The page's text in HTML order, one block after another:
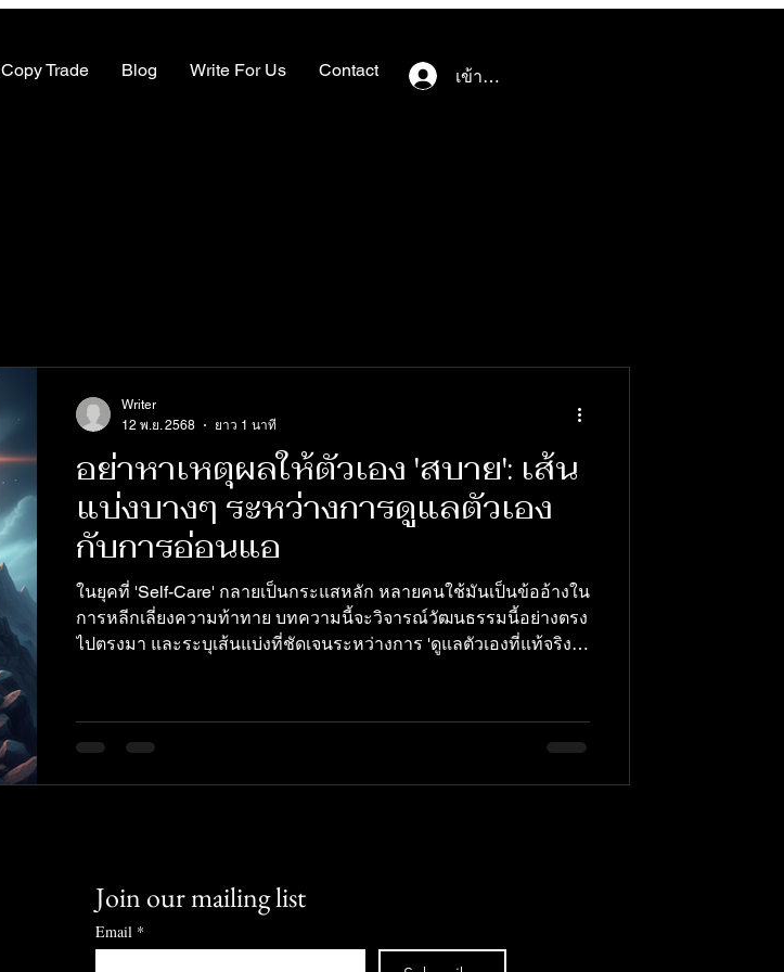
Copy Trade Blog Write For Us Contact เข้าสู่ระบบ
อย่าหาเหตุผลให้ตัวเอง 'สบาย': เส้น
แบ่งบางๆ ระหว่างการดูแลตัวเอง
กับการอ่อนแอ
ในยุคที่ 'Self-Care' กลายเป็นกระแสหลัก หลายคนใช้มันเป็นข้ออ้างใน
การหลีกเลี่ยงความท้าทาย บทความนี้จะวิจารณ์วัฒนธรรมนี้อย่างตรง
ไปตรงมา และระบุเส้นแบ่งที่ชัดเจนระหว่างการ 'ดูแลตัวเองที่แท้จริง'
Mindset นี้จะช่วยให้คุณสร้างความสมดุลที่ถูกต้องระหว่าง วินัยกับ
Self-Care
Writer
12 พ.ย. 2568
ยาว 1 นาที
Join our mailing list
Email *